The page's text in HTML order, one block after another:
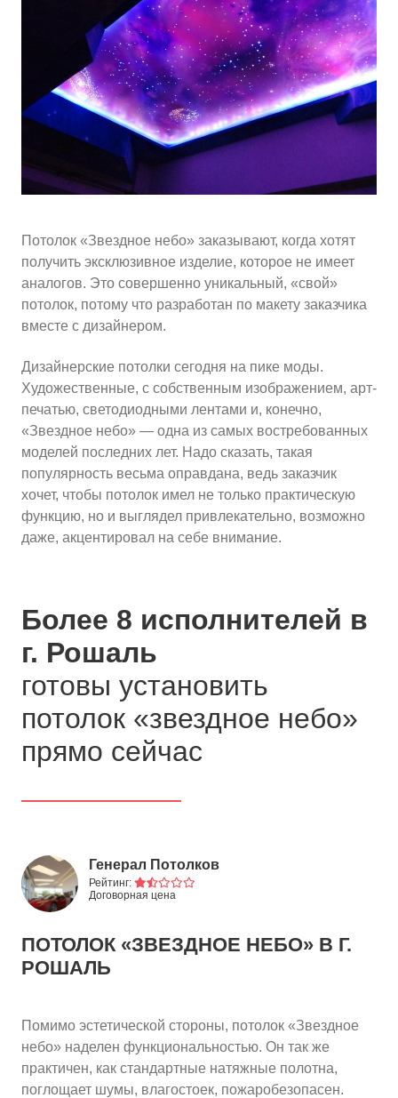
10м 2 ≈ 4310 руб.
Ориентировочная площадь Вашего потолка
99
Подобрать исполнителя
Потолок «Звездное небо» заказывают, когда хотят
получить эксклюзивное изделие, которое не имеет
аналогов. Это совершенно уникальный, «свой»
потолок, потому что разработан по макету заказчика
вместе с дизайнером.
Дизайнерские потолки сегодня на пике моды.
Художественные, с собственным изображением, арт-
печатью, светодиодными лентами и, конечно,
«Звездное небо» — одна из самых востребованных
моделей последних лет. Надо сказать, такая
популярность весьма оправдана, ведь заказчик
хочет, чтобы потолок имел не только практическую
функцию, но и выглядел привлекательно, возможно
даже, акцентировал на себе внимание.
Более 8 исполнителей в
г. Рошаль
готовы установить
потолок «звездное небо»
прямо сейчас
Генерал Потолков
Рейтинг:
Договорная цена
ПОТОЛОК «ЗВЕЗДНОЕ НЕБО» В Г.
РОШАЛЬ
Помимо эстетической стороны, потолок «Звездное
небо» наделен функциональностью. Он так же
практичен, как стандартные натяжные полотна,
поглощает шумы, влагостоек, пожаробезопасен.